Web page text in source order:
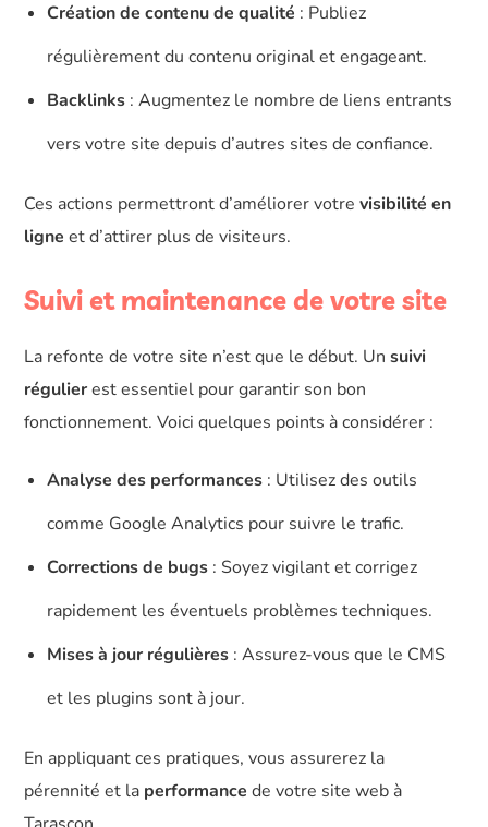
Création de contenu de qualité : Publiez
régulièrement du contenu original et engageant.
Backlinks : Augmentez le nombre de liens entrants
vers votre site depuis d’autres sites de confiance.
Ces actions permettront d’améliorer votrevisibilité en
ligne et d’attirer plus de visiteurs.
Suivi et maintenance de votre site
La refonte de votre site n’est que le début. Unsuivi
régulierest essentiel pour garantir son bon
fonctionnement. Voici quelques points à considérer :
Analyse des performances : Utilisez des outils
comme Google Analytics pour suivre le trafic.
Corrections de bugs : Soyez vigilant et corrigez
rapidement les éventuels problèmes techniques.
Mises à jour régulières : Assurez-vous que le CMS
et les plugins sont à jour.
En appliquant ces pratiques, vous assurerez la
pérennité et la performance de votre site web à